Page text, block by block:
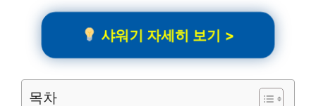
샤워기 자세히 보기 >
목차